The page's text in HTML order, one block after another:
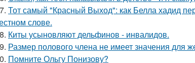
Тот самый "Красный Выход": как Белла хадид
слове.
Киты усыновляют дельфинов - инвалидов.
Размер полового члена не имеет значения для
Помните Ольгу Понизову?